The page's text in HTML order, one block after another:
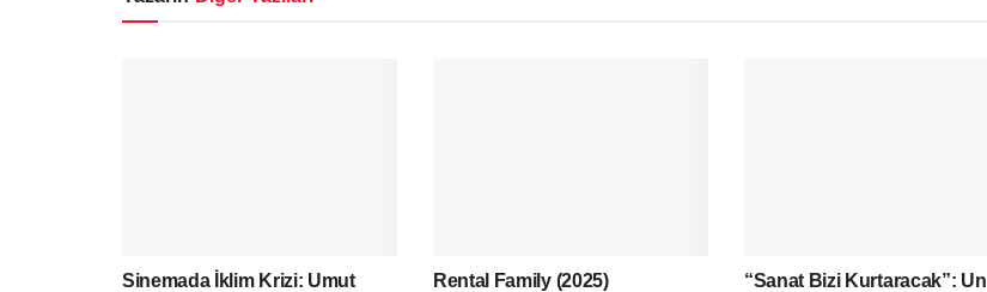
Sinemada İklim Krizi: Umut
Rental Family (2025)
“Sanat Bizi Kurtaracak”: Un